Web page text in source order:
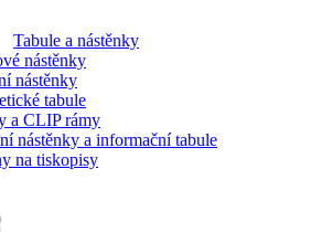
Tabule a nástěnky
nástěnky
nástěnky
tabule
a CLIP rámy
nástěnky a informační tabule
na tiskopisy